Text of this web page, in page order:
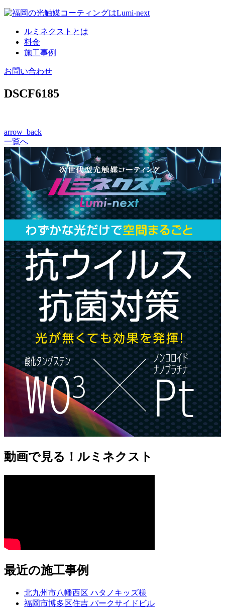
コ
ルミネクストとは
料金
施工事例
お問い合わせ
DSCF6185
arrow_back
一覧へ
動画で見る！ルミネクスト
最近の施工事例
北九州市八幡西区 ハタノキッズ様
福岡市博多区住吉 パークサイドビル